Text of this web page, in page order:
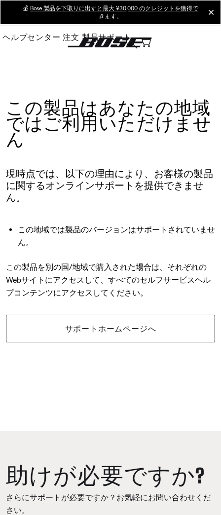
Main
💰 Bose 製品を下取りに出すと最大 ¥30,000 のクレジットを獲得で
きます。
ヘルプセンター 注文 製品サポート
この製品はあなたの地域
ではご利用いただけませ
ん
現時点では、以下の理由により、お客様の製品
に関するオンラインサポートを提供できませ
ん。
この地域では製品のバージョンはサポートされていませ
ん。
この製品を別の国/地域で購入された場合は、それぞれの
Webサイトにアクセスして、すべてのセルフサービスヘル
プコンテンツにアクセスしてください。
サポートホームページへ
助けが必要ですか?
さらにサポートが必要ですか？お気軽にお問い合わせくだ
さい。